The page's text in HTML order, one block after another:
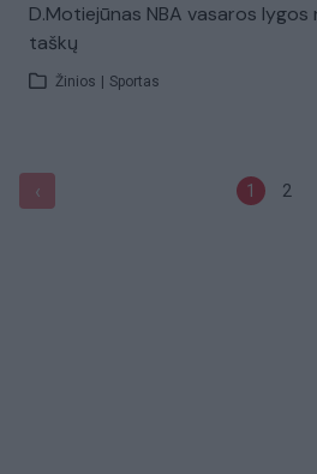
D.Motiejūnas NBA vasaros
taškų
Žinios Sportas
‹ 1 2